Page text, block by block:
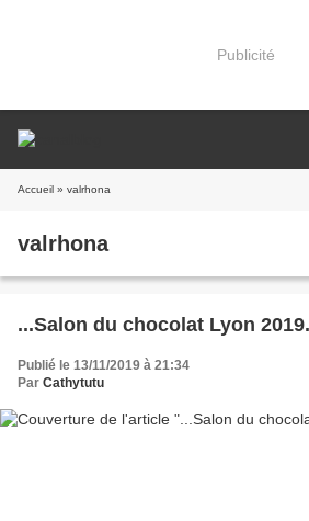
Publicité
Accueil » valrhona
valrhona
...Salon du chocolat Lyon
Publié le 13/11/2019 à 21:34
Par Cathytutu